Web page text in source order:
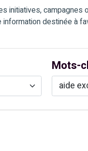
initiatives, campagnes
information destinée à
Mots-